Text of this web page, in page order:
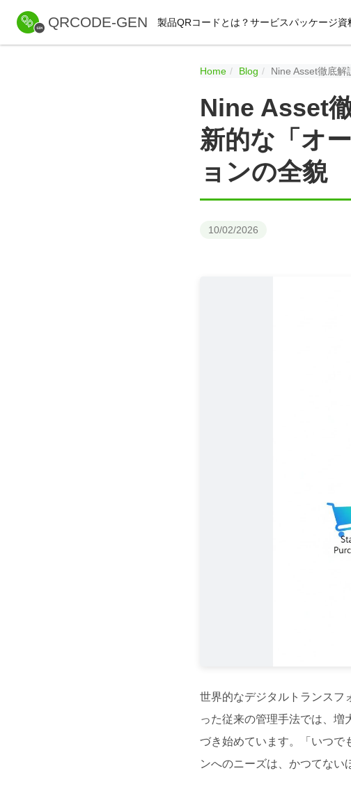
QRCODE-GEN 製品QRコードとは？サービスパッケージ資
Home Blog Nine Asset徹底
Nine Asset
新的な「オ
ョンの全貌
10/02/2026
世界的なデジタルトランスフ
った従来の管理手法では、
づき始めています。「いつで
ンへのニーズは、かつてない